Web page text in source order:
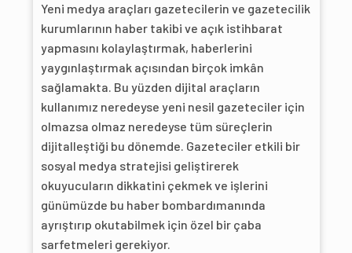
Yeni medya araçları gazetecilerin ve gazetecilik
kurumlarının haber takibi ve açık istihbarat
yapmasını kolaylaştırmak, haberlerini
yaygınlaştırmak açısından birçok imkân
sağlamakta. Bu yüzden dijital araçların
kullanımız neredeyse yeni nesil gazeteciler için
olmazsa olmaz neredeyse tüm süreçlerin
dijitalleştiği bu dönemde. Gazeteciler etkili bir
sosyal medya stratejisi geliştirerek
okuyucuların dikkatini çekmek ve işlerini
günümüzde bu haber bombardımanında
ayrıştırıp okutabilmek için özel bir çaba
sarfetmeleri gerekiyor.